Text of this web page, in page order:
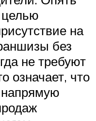
целью
на
без
не требуют
означает, что